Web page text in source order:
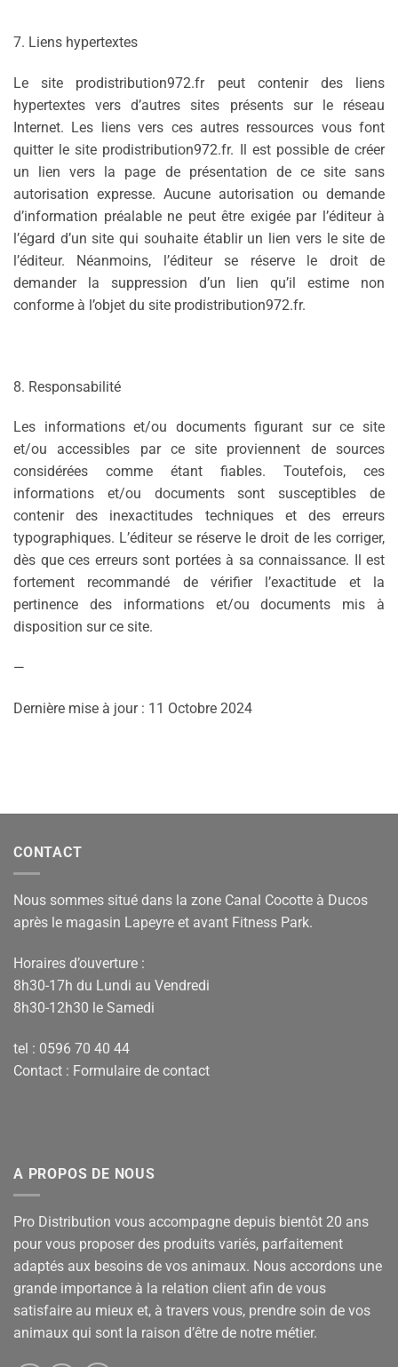
7. Liens hypertextes
Le site prodistribution972.fr peut contenir des liens
hypertextes vers d’autres sites présents sur le réseau
Internet. Les liens vers ces autres ressources vous font
quitter le site prodistribution972.fr. Il est possible de créer
un lien vers la page de présentation de ce site sans
autorisation expresse. Aucune autorisation ou demande
d’information préalable ne peut être exigée par l’éditeur à
l’égard d’un site qui souhaite établir un lien vers le site de
l’éditeur. Néanmoins, l’éditeur se réserve le droit de
demander la suppression d’un lien qu’il estime non
conforme à l’objet du site prodistribution972.fr.
8. Responsabilité
Les informations et/ou documents figurant sur ce site
et/ou accessibles par ce site proviennent de sources
considérées comme étant fiables. Toutefois, ces
informations et/ou documents sont susceptibles de
contenir des inexactitudes techniques et des erreurs
typographiques. L’éditeur se réserve le droit de les corriger,
dès que ces erreurs sont portées à sa connaissance. Il est
fortement recommandé de vérifier l’exactitude et la
pertinence des informations et/ou documents mis à
disposition sur ce site.
—
Dernière mise à jour : 11 Octobre 2024
CONTACT
Nous sommes situé dans la zone Canal Cocotte à Ducos
après le magasin Lapeyre et avant Fitness Park.
Horaires d’ouverture :
8h30-17h du Lundi au Vendredi
8h30-12h30 le Samedi
tel : 0596 70 40 44
Contact : Formulaire de contact
A PROPOS DE NOUS
Pro Distribution vous accompagne depuis bientôt 20 ans
pour vous proposer des produits variés, parfaitement
adaptés aux besoins de vos animaux. Nous accordons une
grande importance à la relation client afin de vous
satisfaire au mieux et, à travers vous, prendre soin de vos
animaux qui sont la raison d’être de notre métier.